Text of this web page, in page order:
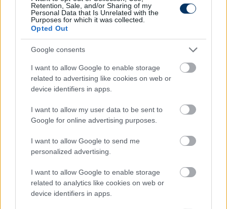
Retention, Sale, and/or Sharing of my
Personal Data that Is Unrelated with the
Purposes for which it was collected.
Opted Out
Google consents
I want to allow Google to enable storage
related to advertising like cookies on web or
device identifiers in apps.
I want to allow my user data to be sent to
Google for online advertising purposes.
I want to allow Google to send me
personalized advertising.
I want to allow Google to enable storage
related to analytics like cookies on web or
device identifiers in apps.
Link másolása Email küldés
CÍMKÉK: #MAGYAR FOCI
#LOKI
#DEBRECENI VSC #DZSUDZSÁK BALÁZS
Autópiac